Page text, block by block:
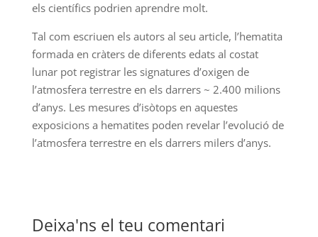
els científics podrien aprendre molt.
Tal com escriuen els autors al seu article, l’hematita
formada en cràters de diferents edats al costat
lunar pot registrar les signatures d’oxigen de
l’atmosfera terrestre en els darrers ~ 2.400 milions
d’anys. Les mesures d’isòtops en aquestes
exposicions a hematites poden revelar l’evolució de
l’atmosfera terrestre en els darrers milers d’anys.
Deixa'ns el teu comentari